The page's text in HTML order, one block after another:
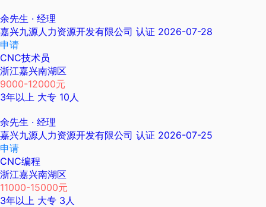
余先生 · 经理
嘉兴九源人力资源开发有限公司 认证 2026-07-28
申请
CNC技术员
浙江嘉兴南湖区
9000-12000元
3年以上 大专 10人
余先生 · 经理
嘉兴九源人力资源开发有限公司 认证 2026-07-25
申请
CNC编程
浙江嘉兴南湖区
11000-15000元
3年以上 大专 3人